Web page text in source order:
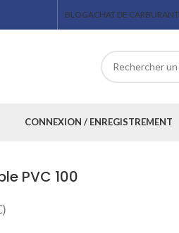
BLOGACHAT DE CARBURANT
CONNEXION / ENREGISTREMENT
PVC 100